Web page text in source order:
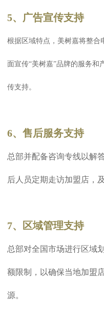
5、广告宣传支持
根据区域特点，美树嘉将整合
面宣传“美树嘉”品牌的服务和
传支持。
6、售后服务支持
总部并配备咨询专线以解
后人员定期走访加盟店，
7、区域管理支持
总部对全国市场进行区域
额限制，以确保当地加盟
源。